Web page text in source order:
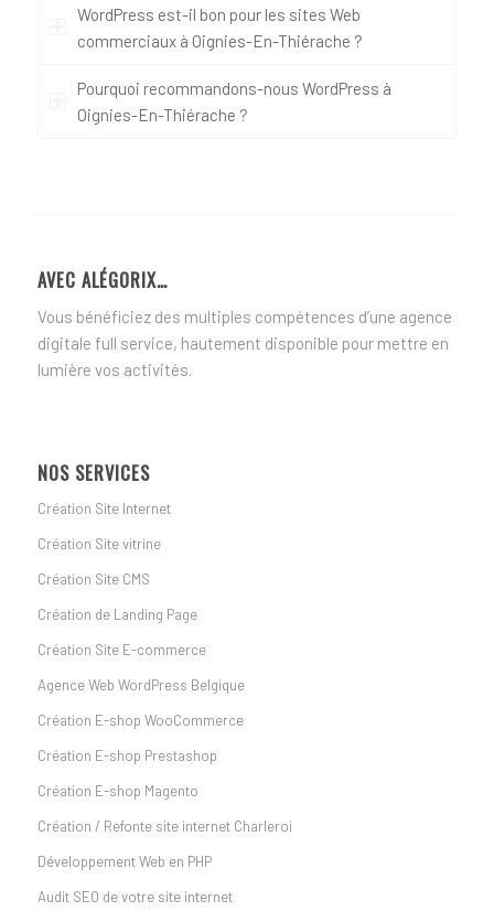
WordPress est-il bon pour les sites Web
commerciaux à Oignies-En-Thiérache ?
Pourquoi recommandons-nous WordPress à
Oignies-En-Thiérache ?
AVEC ALÉGORIX…
Vous bénéficiez des multiples compétences d’une agence
digitale full service, hautement disponible pour mettre en
lumière vos activités.
NOS SERVICES
Création Site Internet
Création Site vitrine
Création Site CMS
Création de Landing Page
Création Site E-commerce
Agence Web WordPress Belgique
Création E-shop WooCommerce
Création E-shop Prestashop
Création E-shop Magento
Création / Refonte site internet Charleroi
Développement Web en PHP
Audit SEO de votre site internet